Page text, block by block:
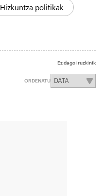
Hizkuntza politikak
Ez dago iruzkinik
ORDENATU